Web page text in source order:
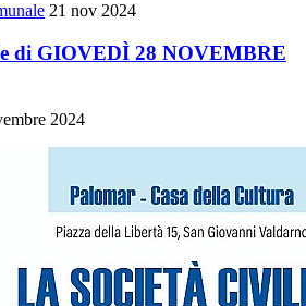
21 nov 2024
di GIOVEDÌ 28 NOVEMBRE
2024